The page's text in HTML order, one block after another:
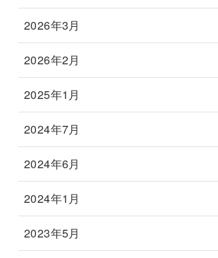
2026年3月
2026年2月
2025年1月
2024年7月
2024年6月
2024年1月
2023年5月